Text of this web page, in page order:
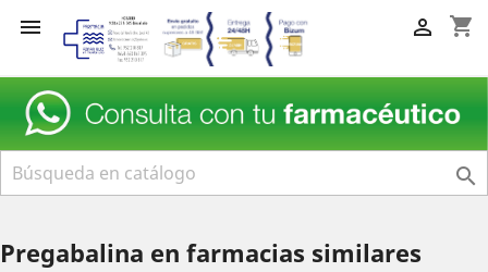
 shopping_cart


Pregabalina en farmacias similares